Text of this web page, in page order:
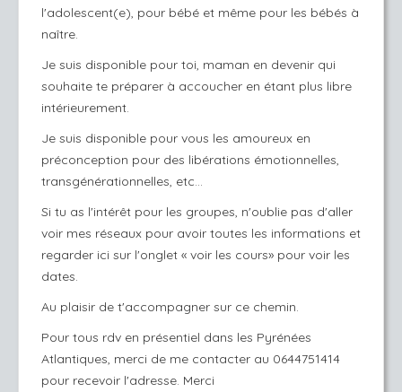
l'adolescent(e), pour bébé et même pour les bébés à
naître.
Je suis disponible pour toi, maman en devenir qui
souhaite te préparer à accoucher en étant plus libre
intérieurement.
Je suis disponible pour vous les amoureux en
préconception pour des libérations émotionnelles,
transgénérationnelles, etc...
Si tu as l'intérêt pour les groupes, n'oublie pas d'aller
voir mes réseaux pour avoir toutes les informations et
regarder ici sur l'onglet « voir les cours» pour voir les
dates.
Au plaisir de t'accompagner sur ce chemin.
Pour tous rdv en présentiel dans les Pyrénées
Atlantiques, merci de me contacter au 0644751414
pour recevoir l'adresse. Merci